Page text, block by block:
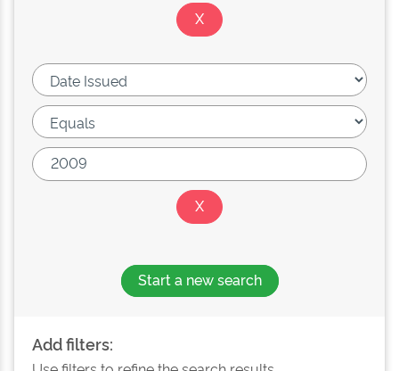
Start a new search
Add filters: